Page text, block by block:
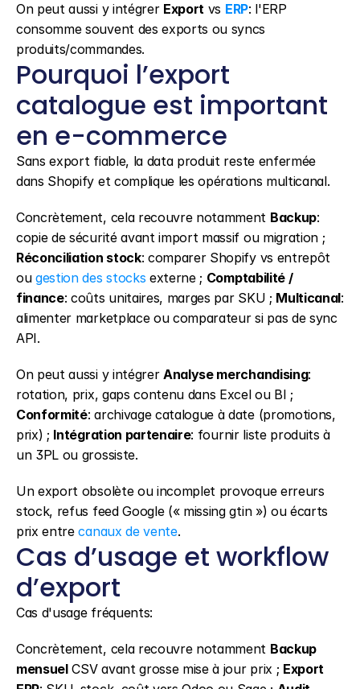
On peut aussi y intégrer Export vs ERP: l'ERP
consomme souvent des exports ou syncs
produits/commandes.
Pourquoi l’export
catalogue est important
en e-commerce
Sans export fiable, la data produit reste enfermée
dans Shopify et complique les opérations multicanal.
Concrètement, cela recouvre notamment Backup:
Réconciliation stock: comparer Shopify vs entrepôt
ou gestion des stocks externe ; Comptabilité /
finance: coûts unitaires, marges par SKU ; Multicanal:
alimenter marketplace ou comparateur si pas de sync
API.
On peut aussi y intégrer Analyse merchandising:
Conformité: archivage catalogue à date (promotions,
prix) ; Intégration partenaire: fournir liste produits à
un 3PL ou grossiste.
Un export obsolète ou incomplet provoque erreurs
stock, refus feed Google (« missing gtin ») ou écarts
prix entre canaux de vente.
Cas d’usage et workflow
d’export
Cas d'usage fréquents:
Concrètement, cela recouvre notamment Backup
mensuel CSV avant grosse mise à jour prix ; Export